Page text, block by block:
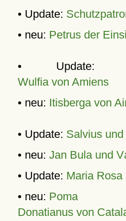
• Update:
• neu: Petrus der
• Update:
Wulfia von Amiens
• neu: Itisberga von
• Update: Salvius
• neu: Jan Bula und
• Update: Maria
• neu: Poma
Donatianus von